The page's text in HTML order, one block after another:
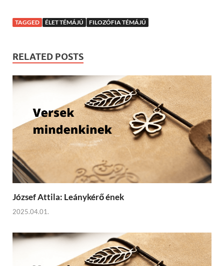
TAGGED ÉLET TÉMÁJÚ FILOZÓFIA TÉMÁJÚ
RELATED POSTS
József Attila: Leánykérő ének
2025.04.01.